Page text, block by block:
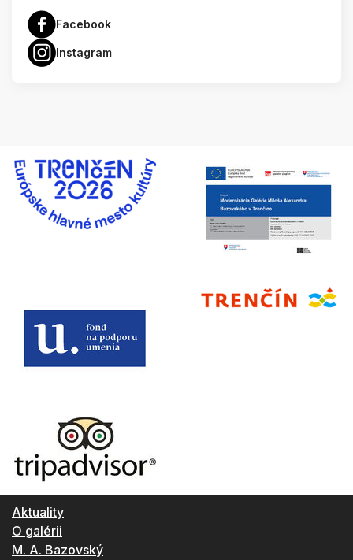
Facebook
Instagram
Aktuality
O galérii
M. A. Bazovský